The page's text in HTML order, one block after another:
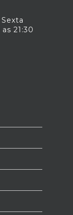
21:30